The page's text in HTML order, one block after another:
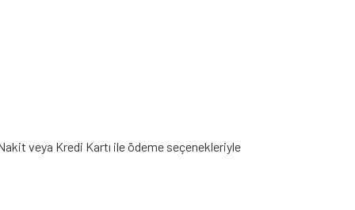
veya Kredi Kartı ile ödeme seçenekleriyle